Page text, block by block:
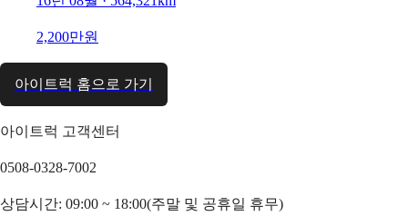
2,200만원
아이트럭 홈으로 가기
아이트럭 고객센터
0508-0328-7002
상담시간: 09:00 ~ 18:00(주말 및 공휴일 휴무)